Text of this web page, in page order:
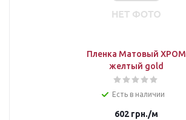
Пленка Матовый ХРОМ
желтый gold
Есть в наличии
602грн./м